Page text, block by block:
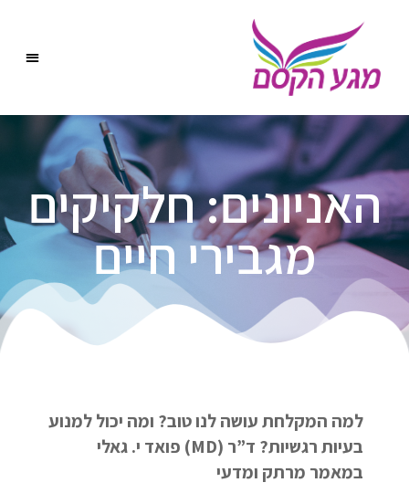
האניונים: חלקיקים
מגבירי חיים
למה המקלחת עושה לנו טוב? ומה יכול למנוע
בעיות רגשיות? ד”ר (MD) פואד י. גאלי
במאמר מרתק ומדעי